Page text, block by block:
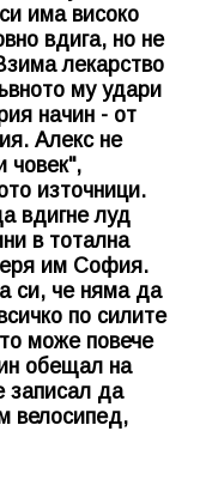
има високо
вдига, но не
лекарство
му удари
начин - от
Алекс не
човек",
източници.
вдигне луд
в тотална
им София.
си, че няма да
по силите
може повече
обещал на
записал да
велосипед,